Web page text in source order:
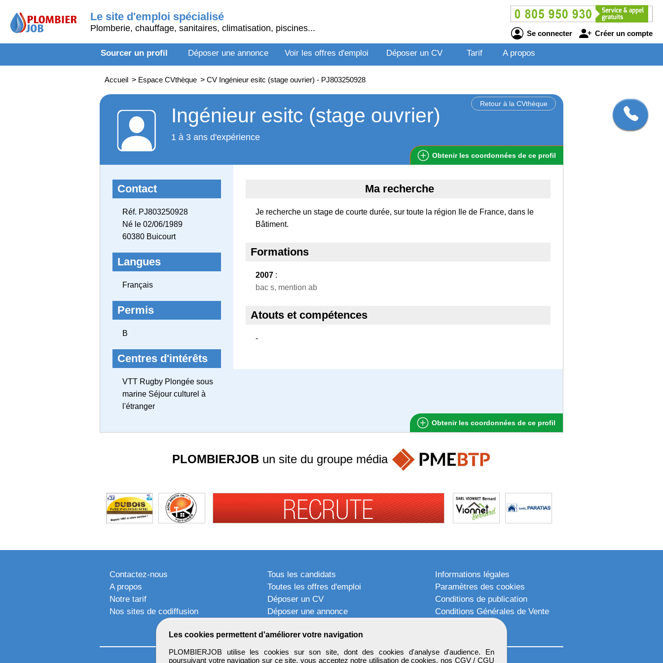
Le site d'emploi spécialisé
Plomberie, chauffage, sanitaires, climatisation, piscines...
Se connecter Créer un compte
Sourcer un profil Déposer une annonce Voir les offres d'emploi Déposer un CV Tarif A propos
Accueil > Espace CVthèque > CV Ingénieur esitc (stage ouvrier) - PJ803250928
Retour à la CVthèque
Ingénieur esitc (stage ouvrier)
1 à 3 ans d'expérience
Obtenir les coordonnées de ce profil
Contact
Réf. PJ803250928
Né le 02/06/1989
60380 Buicourt
Langues
Français
Permis
B
Centres d'intérêts
VTT Rugby Plongée sous
marine Séjour culturel à
l'étranger
Ma recherche
Je recherche un stage de courte durée, sur toute la région Ile de France, dans le
Bâtiment.
Formations
2007 :
bac s, mention ab
Atouts et compétences
-
Obtenir les coordonnées de ce profil
Les cookies permettent d'améliorer votre navigation
PLOMBIERJOB utilise les cookies sur son site, dont des cookies d'analyse d'audience. En
poursuivant votre navigation sur ce site, vous acceptez notre utilisation de cookies, nos CGV / CGU
PLOMBIERJOBun site du groupe média
Contactez-nous
A propos
Notre tarif
Nos sites de codiffusion
Tous les candidats
Toutes les offres d'emploi
Déposer un CV
Déposer une annonce
Informations légales
Paramètres des cookies
Conditions de publication
Conditions Générales de Vente